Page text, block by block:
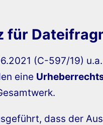
für
(C-597/19)
eine
dass der